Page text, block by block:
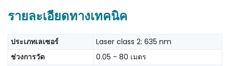
รายละเอียดทางเทคนิค
ประเภทเลเซอร์
Laser class 2: 635 nm
ช่วงการวัด
0.05 - 80 เมตร